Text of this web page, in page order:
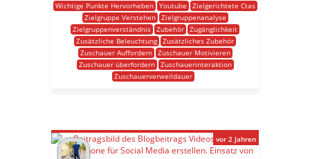
Wichtige Punkte Hervorheben
Youtube
Zielgerichtete Ctas
Zielgruppe Verstehen
Zielgruppenanalyse
Zielgruppenverständnis Zubehör Zugänglichkeit
Zusätzliche Beleuchtung Zusätzliches Zubehör
Zuschauer Auffordern
Zuschauer Motivieren
Zuschauer überfordern
Zuschauerinteraktion
Zuschauerverweildauer
vor 2 Jahren